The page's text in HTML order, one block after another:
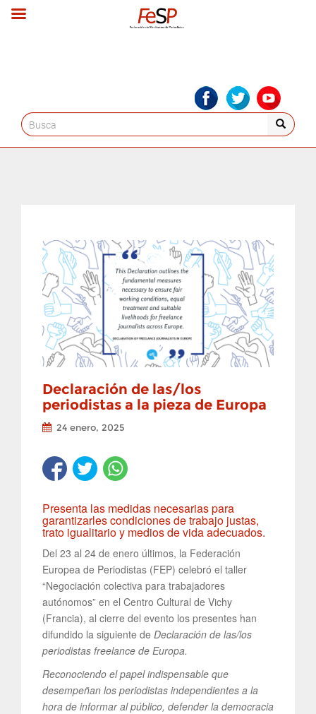
Search
for:
Declaración de las/los
periodistas a la pieza de Europa
24 enero, 2025
Presenta las medidas necesarias para
garantizarles condiciones de trabajo justas,
trato igualitario y medios de vida adecuados.
Del 23 al 24 de enero últimos, la Federación
Europea de Periodistas (FEP) celebró el taller
“Negociación colectiva para trabajadores
autónomos” en el Centro Cultural de Vichy
(Francia), al cierre del evento los presentes han
difundido la siguiente de Declaración de las/los
periodistas freelance de Europa.
Reconociendo el papel indispensable que
desempeñan los periodistas independientes a la
hora de informar al público, defender la democracia